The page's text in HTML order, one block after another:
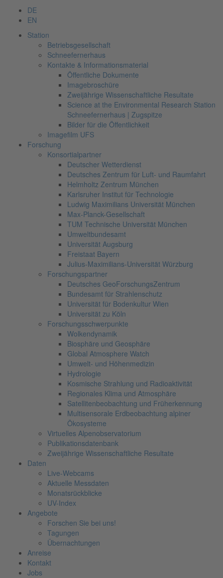
DE
EN
Station
Betriebsgesellschaft
Schneefernerhaus
Kontakte & Informationsmaterial
Öffentliche Dokumente
Imagebroschüre
Zweijährige Wissenschaftliche Resultate
Science at the Environmental Research Station
Schneefernerhaus | Zugspitze
Bilder für die Öffentlichkeit
Imagefilm UFS
Forschung
Konsortialpartner
Deutscher Wetterdienst
Deutsches Zentrum für Luft- und Raumfahrt
Helmholtz Zentrum München
Karlsruher Institut für Technologie
Ludwig Maximilians Universität München
Max-Planck-Gesellschaft
TUM Technische Universität München
Umweltbundesamt
Universität Augsburg
Freistaat Bayern
Julius-Maximilians-Universität Würzburg
Forschungspartner
Deutsches GeoForschungsZentrum
Bundesamt für Strahlenschutz
Universität für Bodenkultur Wien
Universität zu Köln
Forschungsschwerpunkte
Wolkendynamik
Biosphäre und Geosphäre
Global Atmosphere Watch
Umwelt- und Höhenmedizin
Hydrologie
Kosmische Strahlung und Radioaktivität
Regionales Klima und Atmosphäre
Satellitenbeobachtung und Früherkennung
Multisensorale Erdbeobachtung alpiner
Ökosysteme
Virtuelles Alpenobservatorium
Publikationsdatenbank
Zweijährige Wissenschaftliche Resultate
Daten
Live-Webcams
Aktuelle Messdaten
Monatsrückblicke
UV-Index
Angebote
Forschen Sie bei uns!
Tagungen
Übernachtungen
Anreise
Kontakt
Jobs